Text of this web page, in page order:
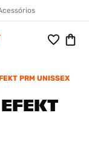
PRM UNISSEX